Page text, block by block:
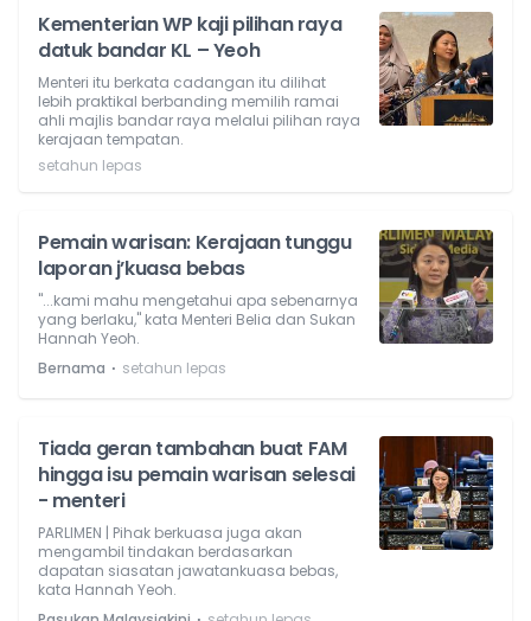
Kementerian WP kaji pilihan raya
datuk bandar KL – Yeoh
Menteri itu berkata cadangan itu dilihat
lebih praktikal berbanding memilih ramai
ahli majlis bandar raya melalui pilihan raya
kerajaan tempatan.
setahun lepas
Pemain warisan: Kerajaan tunggu
laporan j’kuasa bebas
"...kami mahu mengetahui apa sebenarnya
yang berlaku," kata Menteri Belia dan Sukan
Hannah Yeoh.
Bernama ⋅ setahun lepas
Tiada geran tambahan buat FAM
hingga isu pemain warisan selesai
- menteri
PARLIMEN | Pihak berkuasa juga akan
mengambil tindakan berdasarkan
dapatan siasatan jawatankuasa bebas,
kata Hannah Yeoh.